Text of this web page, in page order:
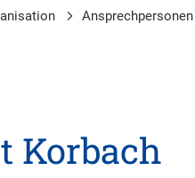
Ansprechpersonen
Korbach